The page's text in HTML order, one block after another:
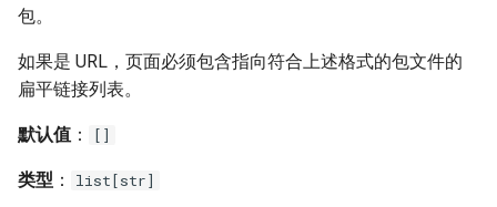
包。
如果是 URL，页面必须包含指向符合上述格式的包文件的
扁平链接列表。
默认值 ： []
类型 ： list[str]